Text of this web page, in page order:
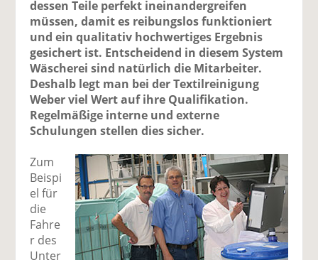
dessen Teile perfekt ineinandergreifen
müssen, damit es reibungslos funktioniert
und ein qualitativ hochwertiges Ergebnis
gesichert ist. Entscheidend in diesem System
Wäscherei sind natürlich die Mitarbeiter.
Deshalb legt man bei der Textilreinigung
Weber viel Wert auf ihre Qualifikation.
Regelmäßige interne und externe
Schulungen stellen dies sicher.
Zum
Beispi
el für
die
Fahre
r des
Unter